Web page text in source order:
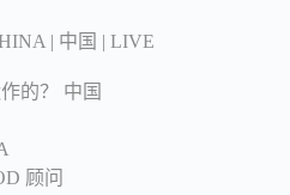
| 中国 | LIVE
的？ 中国
顾问